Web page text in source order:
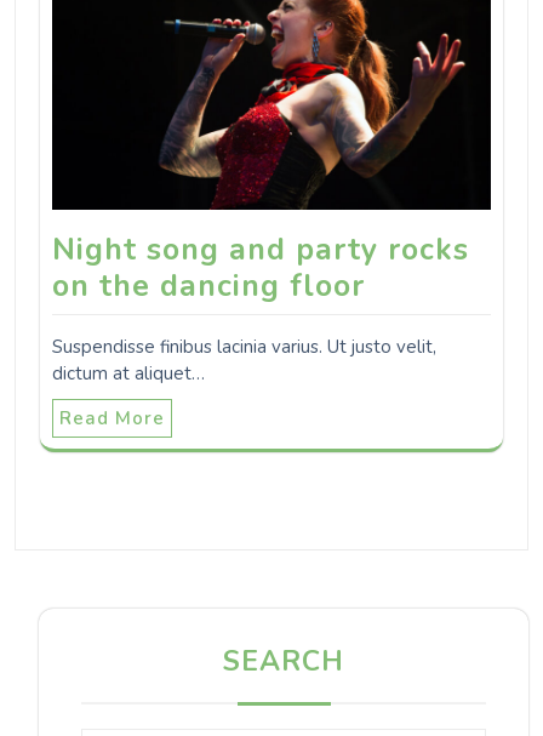
Night song and party rocks
on the dancing floor
Suspendisse finibus lacinia varius. Ut justo velit,
dictum at aliquet…
Read More
SEARCH